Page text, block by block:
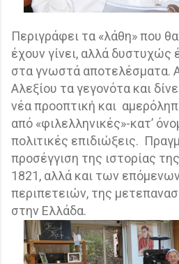
Περιγράφει τα «λάθη» που
έχουν γίνει, αλλά δυστυχώς
στα γνωστά αποτελέσματα.
Αλεξίου τα γεγονότα και
νέα προοπτική και
από «φιλελληνικές»-κατ’
πολιτικές επιδιώξεις.
προσέγγιση της ιστορίας
1821, αλλά και των
περιπετειών, της
στην Ελλάδα.